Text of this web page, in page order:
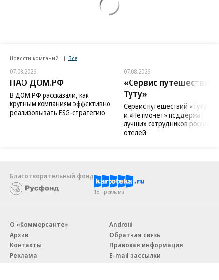
Новости компаний Все
07.08.2026
ПАО ДОМ.РФ
В ДОМ.РФ рассказали, как
крупным компаниям эффективно
реализовывать ESG-стратегию
07.08.2026
«Сервис путешествий
Туту»
Сервис путешествий «Туту»
и «Нетмонет» поддержат
лучших сотрудников
отелей
Благотворительный фонд
18+ реклама
О «Коммерсанте»
Архив
Контакты
Реклама
Android
Обратная связь
Правовая информация
E-mail рассылки